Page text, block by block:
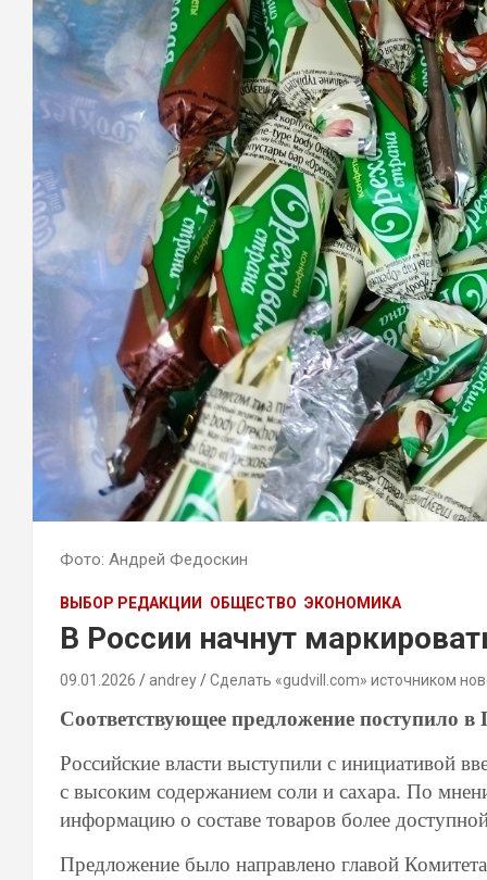
Фото: Андрей Федоскин
ВЫБОР РЕДАКЦИИ ОБЩЕСТВО ЭКОНОМИКА
В России начнут
09.01.2026 andrey Сделать «gudvill.com» источником
Соответствующее предложение поступило в
Российские власти выступили с инициативой
с высоким содержанием соли и сахара. По
информацию о составе товаров более
Предложение было направлено главой